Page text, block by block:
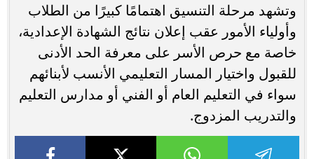
وتشهد مرحلة التنسيق اهتمامًا كبيرًا من الطلاب
وأولياء الأمور عقب إعلان نتائج الشهادة الإعدادية،
خاصة مع حرص الأسر على معرفة الحد الأدنى
للقبول واختيار المسار التعليمي الأنسب لأبنائهم
سواء في التعليم العام أو الفني أو مدارس التعليم
والتدريب المزدوج.